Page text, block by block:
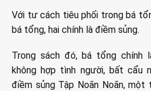
Với tư cách tiêu phối trong bá
bá tổng, hai chính là điềm sủng.
Trong sách đó, bá tổng chính
không hợp tình người, bất cẩu
điềm sủng Tập Noãn Noãn,